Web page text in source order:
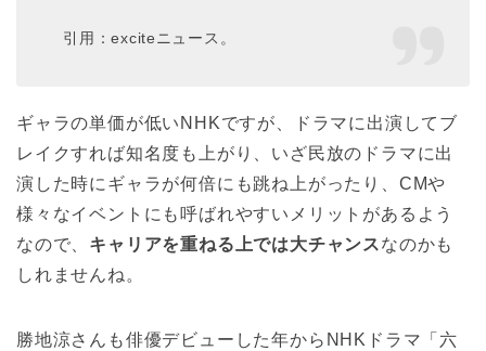
引用：exciteニュース。
ギャラの単価が低いNHKですが、ドラマに出演してブ
レイクすれば知名度も上がり、いざ民放のドラマに出
演した時にギャラが何倍にも跳ね上がったり、CMや
様々なイベントにも呼ばれやすいメリットがあるよう
なので、 キャリアを重ねる上では大チャンスなのかも
しれませんね。
勝地涼さんも俳優デビューした年からNHKドラマ「六